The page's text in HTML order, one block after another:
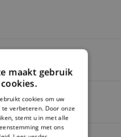
maakt gebruik
cookies om uw
verbeteren. Door onze
stemt u in met alle
met ons